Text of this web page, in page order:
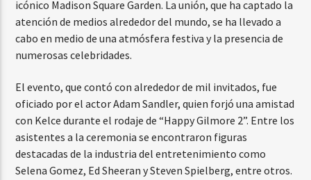
icónico Madison Square Garden. La unión, que ha captado la
atención de medios alrededor del mundo, se ha llevado a
cabo en medio de una atmósfera festiva y la presencia de
numerosas celebridades.
El evento, que contó con alrededor de mil invitados, fue
oficiado por el actor Adam Sandler, quien forjó una amistad
con Kelce durante el rodaje de “Happy Gilmore 2”. Entre los
asistentes a la ceremonia se encontraron figuras
destacadas de la industria del entretenimiento como
Selena Gomez, Ed Sheeran y Steven Spielberg, entre otros.